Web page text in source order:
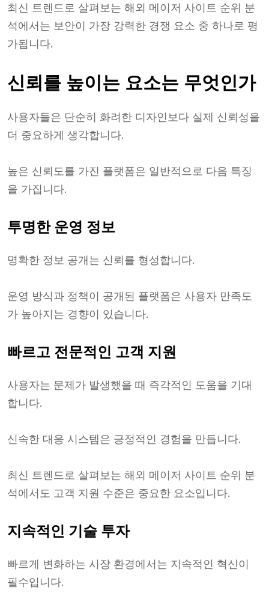
최신 트렌드로 살펴보는 해외 메이저 사이트 순위 분
석에서는 보안이 가장 강력한 경쟁 요소 중 하나로 평
가됩니다.
신뢰를 높이는 요소는 무엇인가
사용자들은 단순히 화려한 디자인보다 실제 신뢰성을
더 중요하게 생각합니다.
높은 신뢰도를 가진 플랫폼은 일반적으로 다음 특징
을 가집니다.
투명한 운영 정보
명확한 정보 공개는 신뢰를 형성합니다.
운영 방식과 정책이 공개된 플랫폼은 사용자 만족도
가 높아지는 경향이 있습니다.
빠르고 전문적인 고객 지원
사용자는 문제가 발생했을 때 즉각적인 도움을 기대
합니다.
신속한 대응 시스템은 긍정적인 경험을 만듭니다.
최신 트렌드로 살펴보는 해외 메이저 사이트 순위 분
석에서도 고객 지원 수준은 중요한 요소입니다.
지속적인 기술 투자
빠르게 변화하는 시장 환경에서는 지속적인 혁신이
필수입니다.